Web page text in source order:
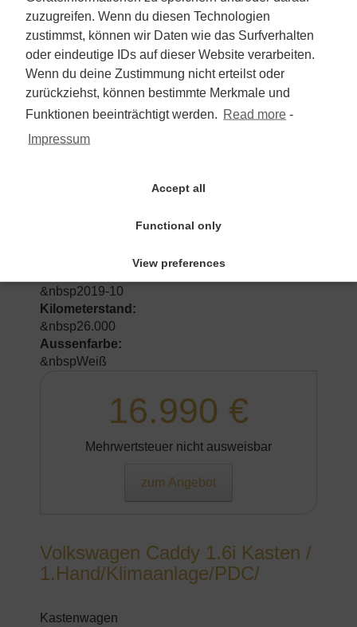
zuzugreifen. Wenn du diesen Technologien
zustimmst, können wir Daten wie das Surfverhalten
oder eindeutige IDs auf dieser Website verarbeiten.
Wenn du deine Zustimmung nicht erteilst oder
zurückziehst, können bestimmte Merkmale und
Funktionen beeinträchtigt werden. Read more -
Impressum
Accept all
Functional only
View preferences
5.990 €
Mehrwertsteuer nicht ausweisbar
zum Angebot
Hyundai KONA 1.6 T-GDI
SUV/Geländewagen/Pickup
&nbsp2019-10
Kilometerstand:
&nbsp26.000
Aussenfarbe:
&nbspWeiß
16.990 €
Mehrwertsteuer nicht ausweisbar
zum Angebot
Volkswagen Caddy 1.6i Kasten /
1.Hand/Klimaanlage/PDC/
Kastenwagen